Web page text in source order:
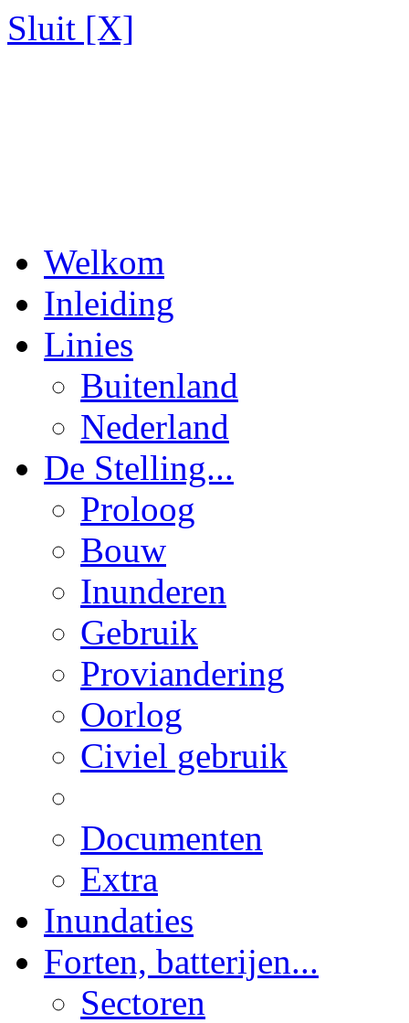
Sluit [X]
Welkom
Inleiding
Linies
Buitenland
Nederland
De Stelling...
Proloog
Bouw
Inunderen
Gebruik
Proviandering
Oorlog
Civiel gebruik
Documenten
Extra
Inundaties
Forten, batterijen...
Sectoren